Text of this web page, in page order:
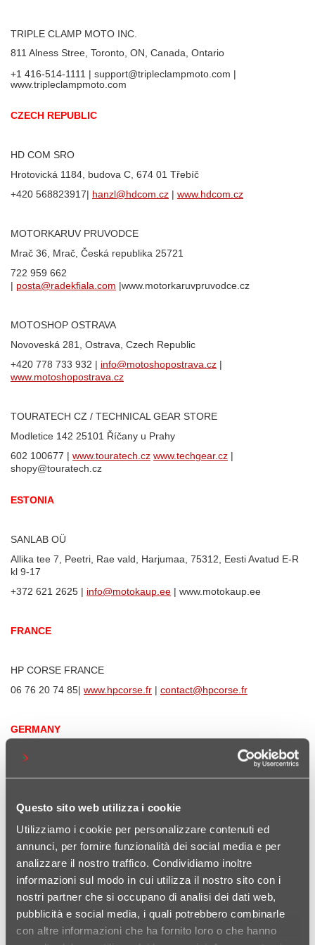
Questo sito web utilizza i cookie
Utilizziamo i cookie per personalizzare contenuti ed
annunci, per fornire funzionalità dei social media e per
analizzare il nostro traffico. Condividiamo inoltre
informazioni sul modo in cui utilizza il nostro sito con i
nostri partner che si occupano di analisi dei dati web,
pubblicità e social media, i quali potrebbero combinarle
con altre informazioni che ha fornito loro o che hanno
TRIPLE CLAMP MOTO INC.
811 Alness Stree, Toronto, ON, Canada, Ontario
+1 416-514-1111 | support@tripleclampmoto.com |
www.tripleclampmoto.com
CZECH REPUBLIC
HD COM SRO
Hrotovická 1184, budova C, 674 01 Třebíč
+420 568823917|
hanzl@hdcom.cz www.hdcom.cz
MOTORKARUV PRUVODCE
Mrač 36, Mrač, Česká republika 25721
722 959 662
posta@radekfiala.com |www.motorkaruvpruvodce.cz
MOTOSHOP OSTRAVA
Novoveská 281, Ostrava, Czech Republic
+420 778 733 932 | info@motoshopostrava.cz
www.motoshopostrava.cz
TOURATECH CZ / TECHNICAL GEAR STORE
Modletice 142 25101 Říčany u Prahy
602 100677 | www.touratech.cz www.techgear.cz
shopy@touratech.cz
ESTONIA
SANLAB OÜ
Allika tee 7, Peetri, Rae vald, Harjumaa, 75312, Eesti Avatud E-R
kl 9-17
+372 621 2625 | info@motokaup.ee | www.motokaup.ee
FRANCE
HP CORSE FRANCE
06 76 20 74 85| www.hpcorse.fr contact@hpcorse.fr
GERMANY
+49 (0) 7161-9871639 | info@acewell.de |
ADDVENTURES by WEDA ROLAND WERNER GMBH
Lembergstraße 46, 72766 Reutlingen
+49 (0) 7121 / 94 65 49-
9|info@areyouweda.com|https://addventures.zone/en/